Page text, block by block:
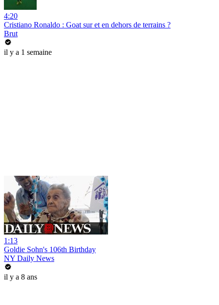
4:20
Cristiano Ronaldo : Goat sur et en dehors de terrains ?
Brut
il y a 1 semaine
1:13
Goldie Sohn's 106th Birthday
NY Daily News
il y a 8 ans